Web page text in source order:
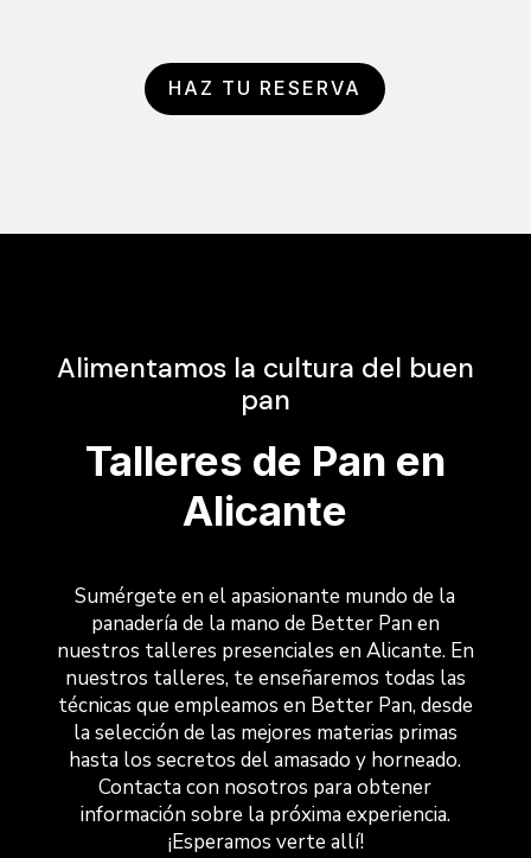
HAZ TU RESERVA
Alimentamos la cultura del buen
pan
Talleres de Pan en
Alicante
Sumérgete en el apasionante mundo de la
panadería de la mano de Better Pan en
nuestros talleres presenciales en Alicante. En
nuestros talleres, te enseñaremos todas las
técnicas que empleamos en Better Pan, desde
la selección de las mejores materias primas
hasta los secretos del amasado y horneado.
Contacta con nosotros para obtener
información sobre la próxima experiencia.
¡Esperamos verte allí!